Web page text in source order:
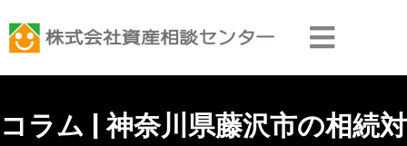
コラム | 神奈川県藤沢市の相続対